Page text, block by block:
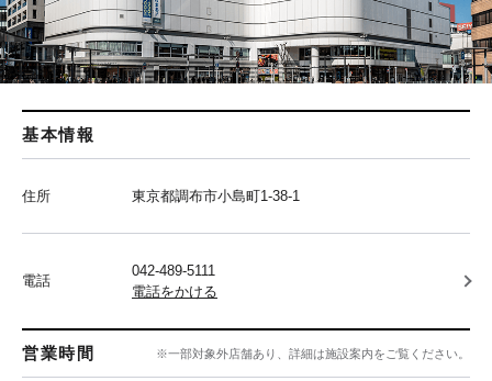
基本情報
住所 東京都調布市小島町1-38-1
電話
042-489-5111
電話をかける
営業時間 ※一部対象外店舗あり、詳細は施設案内をご覧ください。